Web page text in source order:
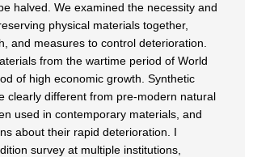
halved. We examined the necessity and
physical materials together,
and measures to control deterioration.
from the wartime period of World
of high economic growth. Synthetic
clearly different from pre-modern natural
used in contemporary materials, and
about their rapid deterioration. I
survey at multiple institutions,